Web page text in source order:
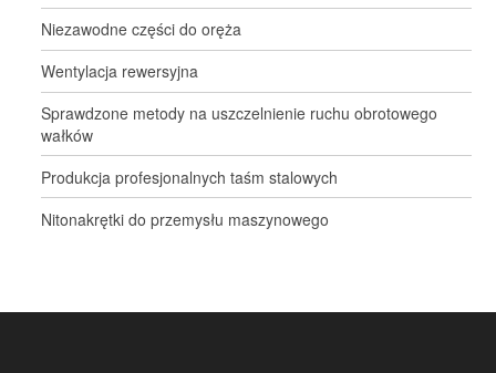
Niezawodne części do oręża
Wentylacja rewersyjna
Sprawdzone metody na uszczelnienie ruchu obrotowego
wałków
Produkcja profesjonalnych taśm stalowych
Nitonakrętki do przemysłu maszynowego